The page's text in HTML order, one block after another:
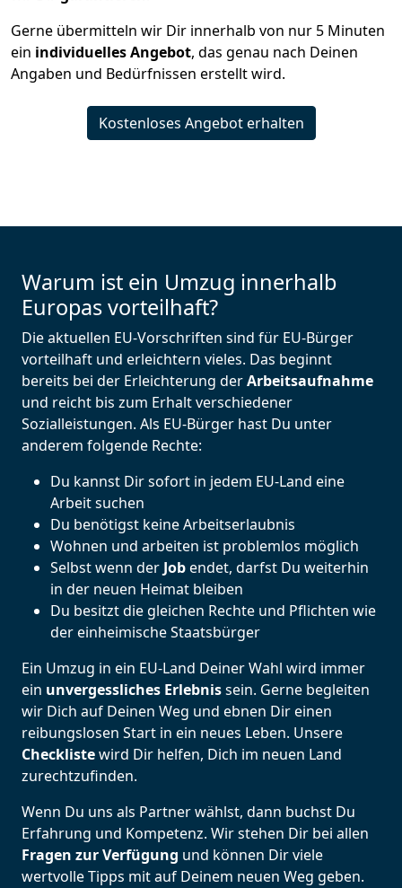
Gerne übermitteln wir Dir innerhalb von nur 5 Minuten
ein individuelles Angebot, das genau nach Deinen
Angaben und Bedürfnissen erstellt wird.
Kostenloses Angebot erhalten
Warum ist ein Umzug innerhalb
Europas vorteilhaft?
Die aktuellen EU-Vorschriften sind für EU-Bürger
vorteilhaft und erleichtern vieles. Das beginnt
bereits bei der Erleichterung derArbeitsaufnahme
und reicht bis zum Erhalt verschiedener
Sozialleistungen. Als EU-Bürger hast Du unter
anderem folgende Rechte:
Du kannst Dir sofort in jedem EU-Land eine
Arbeit suchen
Du benötigst keine Arbeitserlaubnis
Wohnen und arbeiten ist problemlos möglich
Selbst wenn der Jobendet, darfst Du weiterhin
in der neuen Heimat bleiben
Du besitzt die gleichen Rechte und Pflichten wie
der einheimische Staatsbürger
Ein Umzug in ein EU-Land Deiner Wahl wird immer
ein unvergessliches Erlebnissein. Gerne begleiten
wir Dich auf Deinen Weg und ebnen Dir einen
reibungslosen Start in ein neues Leben. Unsere
Checklistewird Dir helfen, Dich im neuen Land
zurechtzufinden.
Wenn Du uns als Partner wählst, dann buchst Du
Erfahrung und Kompetenz. Wir stehen Dir bei allen
Fragen zur Verfügung und können Dir viele
wertvolle Tipps mit auf Deinem neuen Weg geben.